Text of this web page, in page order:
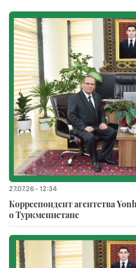
27.07.26 - 12:34
Корреспондент агентства
о Туркменистане